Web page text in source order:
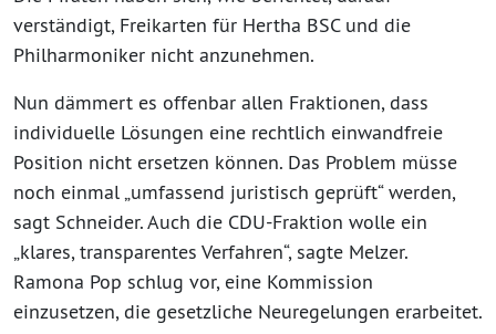
verständigt, Freikarten für Hertha BSC und die
Philharmoniker nicht anzunehmen.
Nun dämmert es offenbar allen Fraktionen, dass
individuelle Lösungen eine rechtlich einwandfreie
Position nicht ersetzen können. Das Problem müsse
noch einmal „umfassend juristisch geprüft“ werden,
sagt Schneider. Auch die CDU-Fraktion wolle ein
„klares, transparentes Verfahren“, sagte Melzer.
Ramona Pop schlug vor, eine Kommission
einzusetzen, die gesetzliche Neuregelungen erarbeitet.